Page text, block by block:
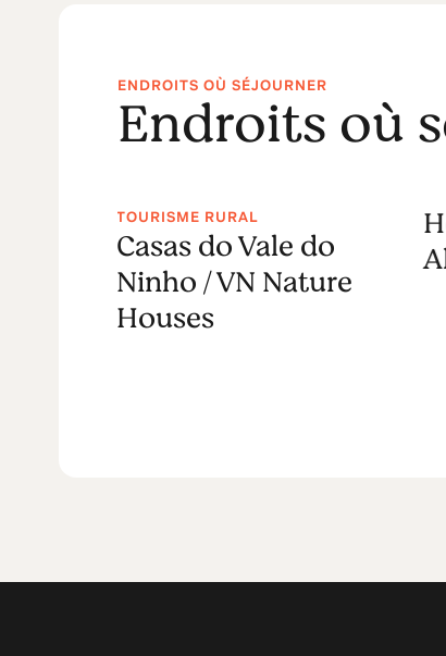
ENDROITS OÙ SÉJOURNER
Endroits où
TOURISME RURAL
Casas do Vale do
Ninho / VN Nature
Houses